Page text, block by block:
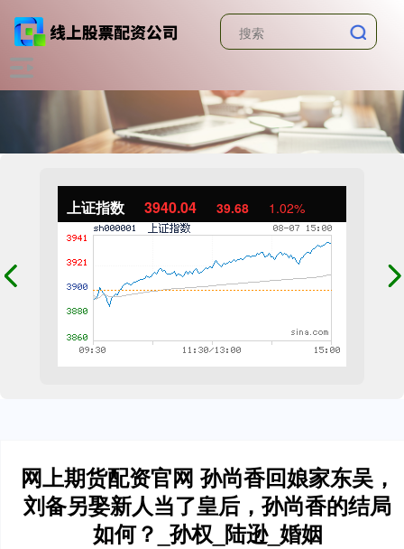
上证指数 3940.04 39.68 1.02%
网上期货配资官网 孙尚香回娘家东吴，
刘备另娶新人当了皇后，孙尚香的结局
如何？_孙权_陆逊_婚姻